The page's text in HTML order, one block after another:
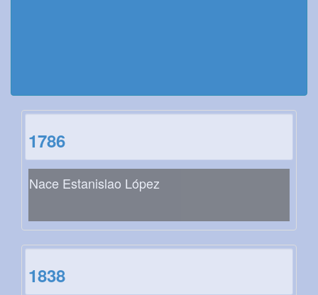
1786
Nace Estanislao López
1838